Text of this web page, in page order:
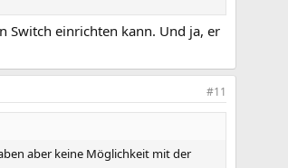
Switch einrichten kann. Und ja, er
#11
aber keine Möglichkeit mit der